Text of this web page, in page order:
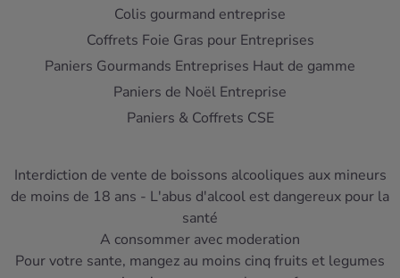
Colis gourmand entreprise
Coffrets Foie Gras pour Entreprises
Paniers Gourmands Entreprises Haut de gamme
Paniers de Noël Entreprise
Paniers & Coffrets CSE
Interdiction de vente de boissons alcooliques aux mineurs
de moins de 18 ans - L'abus d'alcool est dangereux pour la
santé
A consommer avec moderation
Pour votre sante, mangez au moins cinq fruits et legumes